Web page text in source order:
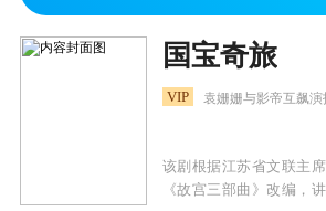
国宝奇旅
VIP 袁姗姗与影帝互飙演
该剧根据江苏省文联主
《故宫三部曲》改编，